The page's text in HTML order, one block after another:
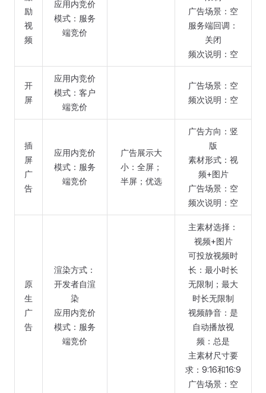
励
视
频
应用内竞价
模式：服务
端竞价
广告场景：空
服务端回调：
关闭
频次说明：空
开
屏
应用内竞价
模式：客户
端竞价
广告场景：空
频次说明：空
插
屏
广
告
应用内竞价
模式：服务
端竞价
广告展示大
小：全屏；
半屏；优选
广告方向：竖
版
素材形式：视
频+图片
广告场景：空
频次说明：空
原
生
广
告
渲染方式：
开发者自渲
染
应用内竞价
模式：服务
端竞价
主素材选择：
视频+图片
可投放视频时
长：最小时长
无限制；最大
时长无限制
视频静音：是
自动播放视
频：总是
主素材尺寸要
求：9:16和16:9
广告场景：空